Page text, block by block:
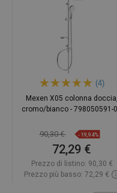
(4)
Mexen X05 colonna doccia,
cromo/bianco - 798050591-
90,30 € -19,94%
72,29 €
Prezzo di listino: 90,30 €
Prezzo più basso: 72,29 €